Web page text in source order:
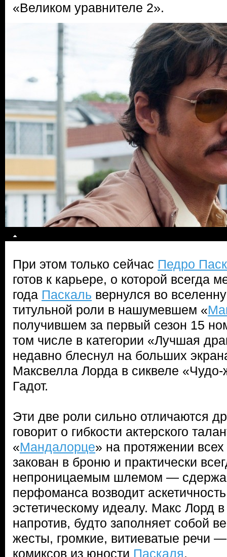
«Великом уравнителе 2».
При этом только сейчас Педро
готов к карьере, о которой всегда
года Паскаль вернулся во
титульной роли в нашумевшем «
получившем за первый сезон 15
том числе в категории «Лучшая
недавно блеснул на больших
Максвелла Лорда в сиквеле
Гадот.
Эти две роли сильно отличаются
говорит о гибкости актерского
«Мандалорце» на протяжении
закован в броню и практически
непроницаемым шлемом —
перфоманса возводит
эстетическому идеалу. Макс Лорд
напротив, будто заполняет собой
жесты, громкие, витиеватые речи
комиксов из юности Паскаля.